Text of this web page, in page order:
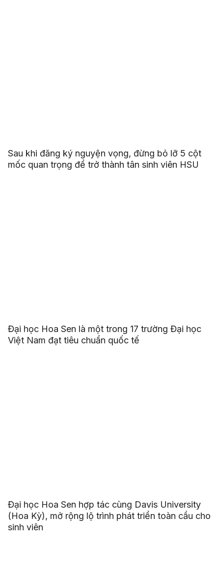
Sau khi đăng ký nguyện vọng, đừng bỏ lỡ 5 cột
mốc quan trọng để trở thành tân sinh viên HSU
Đại học Hoa Sen là một trong 17 trường Đại học
Việt Nam đạt tiêu chuẩn quốc tế
Đại học Hoa Sen hợp tác cùng Davis University
(Hoa Kỳ), mở rộng lộ trình phát triển toàn cầu cho
sinh viên